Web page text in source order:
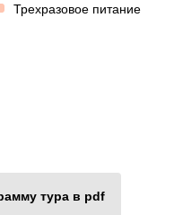
Трехразовое питание
тура в pdf